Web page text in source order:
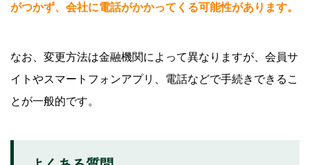
がつかず、会社に電話がかかってくる可能性があります。
なお、変更方法は金融機関によって異なりますが、会員サ
イトやスマートフォンアプリ、電話などで手続きできるこ
とが一般的です。